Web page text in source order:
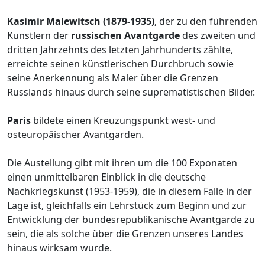
Kasimir Malewitsch (1879-1935), der zu den führenden
Künstlern der russischen Avantgardedes zweiten und
dritten Jahrzehnts des letzten Jahrhunderts zählte,
erreichte seinen künstlerischen Durchbruch sowie
seine Anerkennung als Maler über die Grenzen
Russlands hinaus durch seine suprematistischen Bilder.
Paris bildete einen Kreuzungspunkt west- und
osteuropäischer Avantgarden.
Die Austellung gibt mit ihren um die 100 Exponaten
einen unmittelbaren Einblick in die deutsche
Nachkriegskunst (1953-1959), die in diesem Falle in der
Lage ist, gleichfalls ein Lehrstück zum Beginn und zur
Entwicklung der bundesrepublikanische Avantgarde zu
sein, die als solche über die Grenzen unseres Landes
hinaus wirksam wurde.